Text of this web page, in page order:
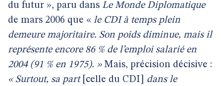
du futur », paru dans Le Monde Diplomatique
de mars 2006 que « le CDI à temps plein
demeure majoritaire. Son poids diminue, mais il
représente encore 86 % de l’emploi salarié en
2004 (91 % en 1975). » Mais, précision décisive :
« Surtout, sa part[celle du CDI] dans le